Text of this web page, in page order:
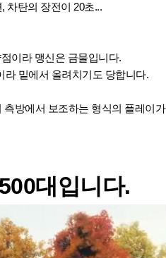
차탄의 장전이 20초...
이라 맹신은 금물입니다.
라 밑에서 올려치기도 당합니다.
방에서 보조하는 형식의 플레이가
대입니다.